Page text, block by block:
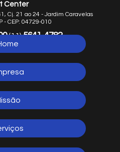
Center
Cj. 21 ao 24 - Jardim Caravelas
- CEP: 04729-010
(11)5641-4782
1254